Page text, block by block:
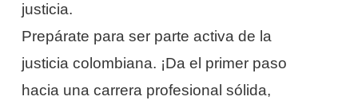
justicia.
Prepárate para ser parte activa de la
justicia colombiana. ¡Da el primer paso
hacia una carrera profesional sólida,